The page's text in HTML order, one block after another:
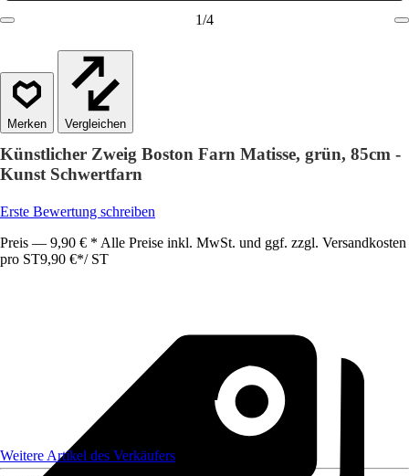
1/4
Vergleichen
Künstlicher Zweig Boston Farn Matisse, grün, 85cm -
Kunst Schwertfarn
Erste Bewertung schreiben
Preis — 9,90 € * Alle Preise inkl. MwSt. und ggf. zzgl. Versandkosten
pro ST9,90 €*/ ST
Weitere Artikel des Verkäufers